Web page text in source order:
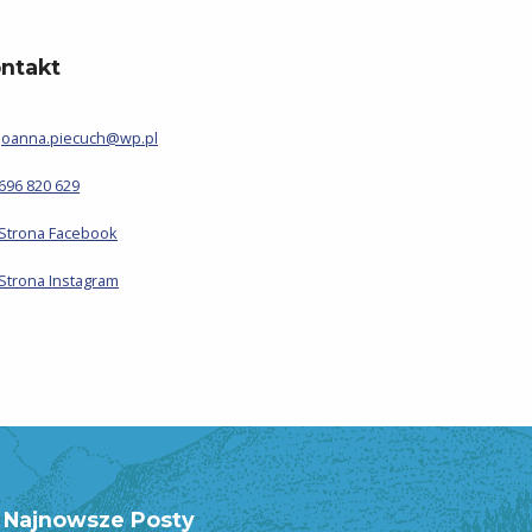
820 629
Facebook
Instagram
Najnowsze Posty